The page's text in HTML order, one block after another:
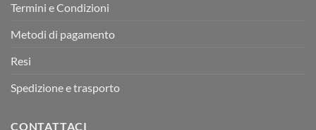
Termini e Condizioni
Metodi di pagamento
Resi
Spedizione e trasporto
CONTATTACI